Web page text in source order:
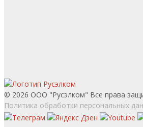
© 2026 ООО "Русэлком" Все права
Политика обработки персональных